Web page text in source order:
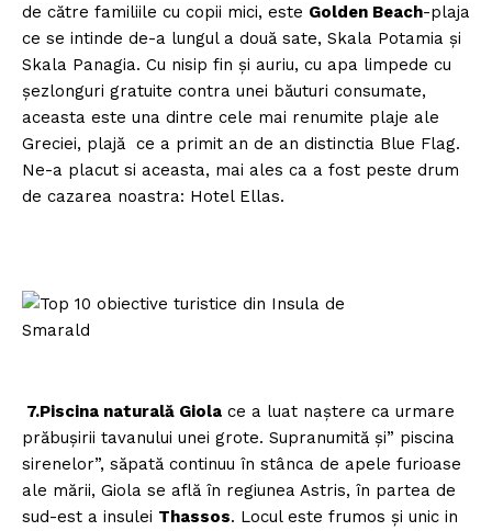
de către familiile cu copii mici, este Golden Beach-plaja
ce se intinde de-a lungul a două sate, Skala Potamia şi
Skala Panagia. Cu nisip fin şi auriu, cu apa limpede cu
şezlonguri gratuite contra unei băuturi consumate,
aceasta este una dintre cele mai renumite plaje ale
Greciei, plajă ce a primit an de an distinctia Blue Flag.
Ne-a placut si aceasta, mai ales ca a fost peste drum
de cazarea noastra: Hotel Ellas.
7.Piscina naturală Giola ce a luat naştere ca urmare
prăbuşirii tavanului unei grote. Supranumită şi” piscina
sirenelor”, săpată continuu în stânca de apele furioase
ale mării, Giola se află în regiunea Astris, în partea de
sud-est a insulei Thassos. Locul este frumos şi unic in